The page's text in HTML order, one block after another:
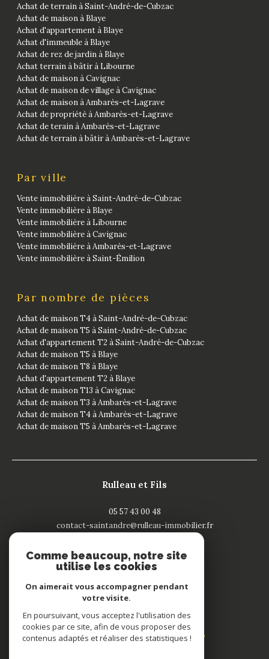
Achat de terrain à Saint-André-de-Cubzac
Achat de maison à Blaye
Achat d'appartement à Blaye
Achat d'immeuble à Blaye
Achat de rez de jardin à Blaye
Achat terrain à bâtir à Libourne
Achat de maison à Cavignac
Achat de maison de village à Cavignac
Achat de maison à Ambarès-et-Lagrave
Achat de propriété à Ambarès-et-Lagrave
Achat de terain à Ambarès-et-Lagrave
Achat de terrain à bâtir à Ambarès-et-Lagrave
Par ville
Vente immobilière à Saint-André-de-Cubzac
Vente immobilière à Blaye
Vente immobilière à Libourne
Vente immobilière à Cavignac
Vente immobilière à Ambarès-et-Lagrave
Vente immobilière à Saint-Émilion
Par nombre de pièces
Achat de maison T4 à Saint-André-de-Cubzac
Achat de maison T5 à Saint-André-de-Cubzac
Achat d'appartement T2 à Saint-André-de-Cubzac
Achat de maison T5 à Blaye
Achat de maison T8 à Blaye
Achat d'appartement T2 à Blaye
Achat de maison T13 à Cavignac
Achat de maison T3 à Ambarès-et-Lagrave
Achat de maison T4 à Ambarès-et-Lagrave
Achat de maison T5 à Ambarès-et-Lagrave
Rulleau et Fils
05 57 43 00 48
contact-saintandre@rulleau-immobilier.fr
33240 saint-andré de cubzac
Adhérents
Comme beaucoup, notre site
utilise les cookies
On aimerait vous accompagner pendant
votre visite.
En poursuivant, vous acceptez l'utilisation des
cookies par ce site, afin de vous proposer des
contenus adaptés et réaliser des statistiques !